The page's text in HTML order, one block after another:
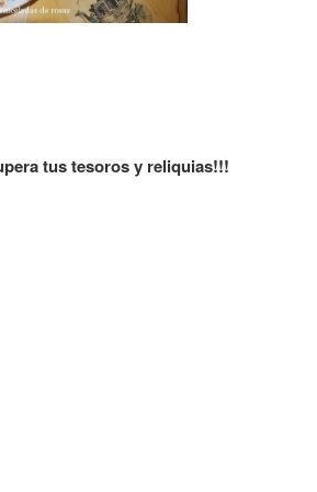
tus tesoros y reliquias!!!